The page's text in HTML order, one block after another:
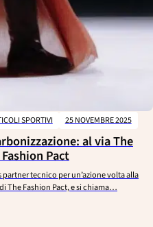
SPORTIVI 25 NOVEMBRE 2025
al via The
Pact
tecnico per un’azione volta alla
The Fashion Pact, e si chiama…